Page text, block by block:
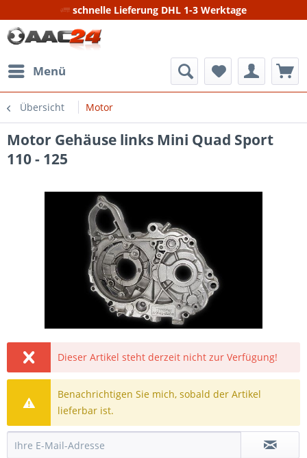
schnelle Lieferung DHL 1-3 Werktage
Menü
Übersicht Motor
Motor Gehäuse links Mini Quad Sport
110 - 125
Dieser Artikel steht derzeit nicht zur Verfügung!
Benachrichtigen Sie mich, sobald der Artikel
lieferbar ist.